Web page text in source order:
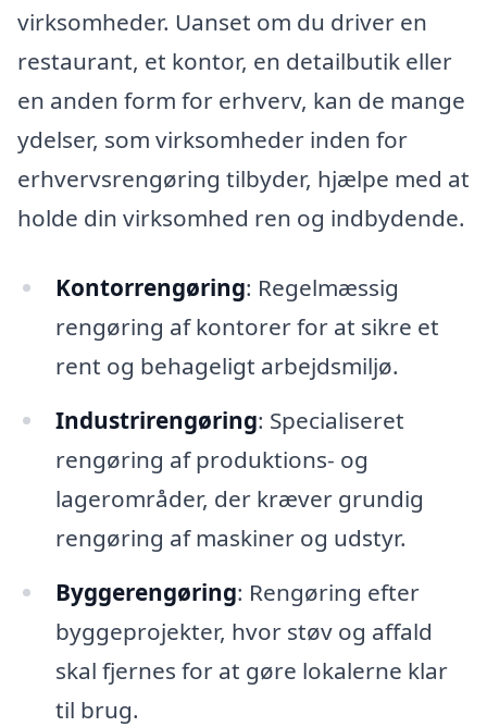
virksomheder. Uanset om du driver en
restaurant, et kontor, en detailbutik eller
en anden form for erhverv, kan de mange
ydelser, som virksomheder inden for
erhvervsrengøring tilbyder, hjælpe med at
holde din virksomhed ren og indbydende.
Kontorrengøring: Regelmæssig
rengøring af kontorer for at sikre et
rent og behageligt arbejdsmiljø.
Industrirengøring: Specialiseret
rengøring af produktions- og
lagerområder, der kræver grundig
rengøring af maskiner og udstyr.
Byggerengøring: Rengøring efter
byggeprojekter, hvor støv og affald
skal fjernes for at gøre lokalerne klar
til brug.